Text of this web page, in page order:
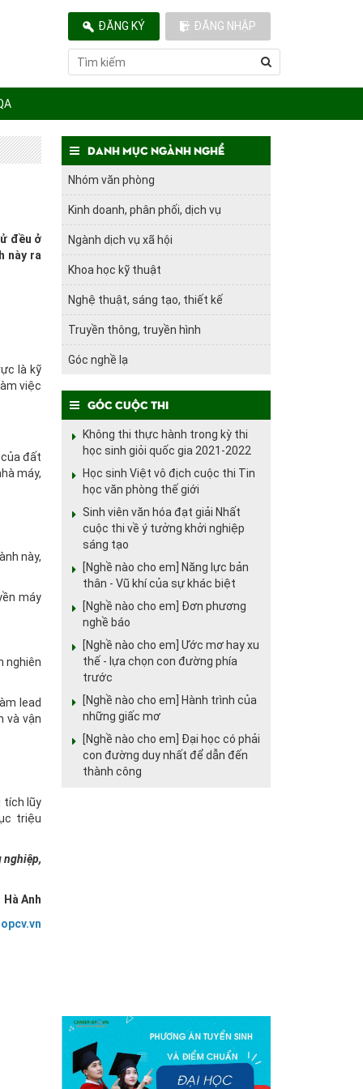
ĐĂNG KÝ ĐĂNG NHẬP
đều ở
này ra
là kỹ
việc
đất
máy,
này,
máy
nghiên
lead
và vận
tích lũy
triệu
nghiệp,
Hà Anh
Danh mục ngành nghề
Nhóm văn phòng
Kinh doanh, phân phối, dịch vụ
Ngành dịch vụ xã hội
Khoa học kỹ thuật
Nghệ thuật, sáng tạo, thiết kế
Truyền thông, truyền hình
Góc nghề lạ
Góc cuộc thi
Không thi thực hành trong kỳ thi
học sinh giỏi quốc gia 2021-2022
Học sinh Việt vô địch cuộc thi Tin
học văn phòng thế giới
Sinh viên văn hóa đạt giải Nhất
cuộc thi về ý tưởng khởi nghiệp
sáng tạo
[Nghề nào cho em] Năng lực bản
thân - Vũ khí của sự khác biệt
[Nghề nào cho em] Đơn phương
nghề báo
[Nghề nào cho em] Ước mơ hay xu
thế - lựa chọn con đường phía
trước
[Nghề nào cho em] Hành trình của
những giấc mơ
[Nghề nào cho em] Đại học có phải
con đường duy nhất để dẫn đến
thành công